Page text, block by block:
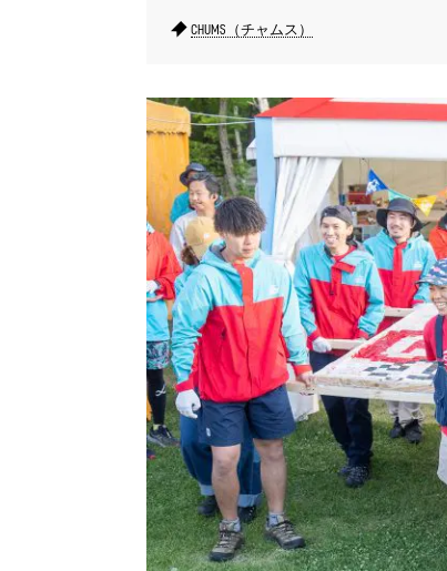
CHUMS（チャムス）